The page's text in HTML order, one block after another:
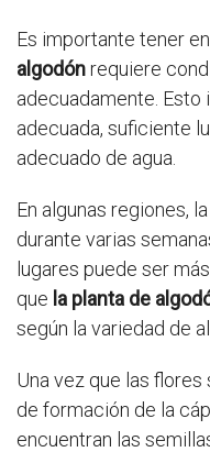
Es importante tener
algodónrequiere
adecuadamente. Esto
adecuada, suficiente
adecuado de agua.
En algunas regiones,
durante varias
lugares puede ser
que la planta de
según la variedad de
Una vez que las
de formación de la
encuentran las